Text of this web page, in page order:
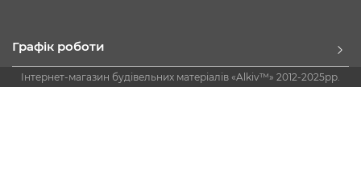
Графік роботи
Інтернет-магазин будівельних матеріалів «Alkiv™» 2012-2025рр.